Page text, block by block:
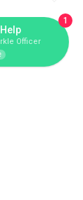
Officer
1